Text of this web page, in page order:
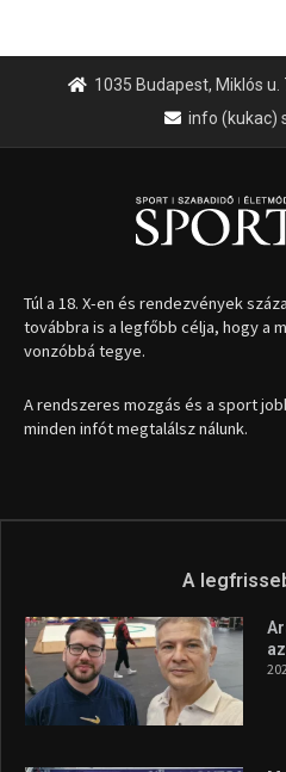
1035 Budapest, Miklós u.
info (kukac)
Túl a 18. X-en és rendezvények
továbbra is a legfőbb célja, hogy a
vonzóbbá tegye.
A rendszeres mozgás és a sport
minden infót megtalálsz nálunk.
A